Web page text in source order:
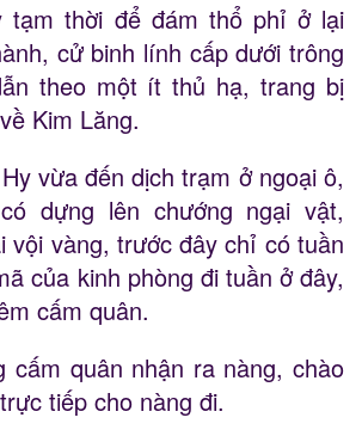
tạm thời để đám thổ phỉ ở lại
cử binh lính cấp dưới trông
theo một ít thủ hạ, trang bị
Kim Lăng.
vừa đến dịch trạm ở ngoại ô,
dựng lên chướng ngại vật,
vội vàng, trước đây chỉ có tuần
của kinh phòng đi tuần ở đây,
cấm quân.
cấm quân nhận ra nàng, chào
tiếp cho nàng đi.